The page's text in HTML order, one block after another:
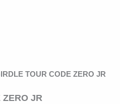
TOUR CODE ZERO JR
ZERO JR